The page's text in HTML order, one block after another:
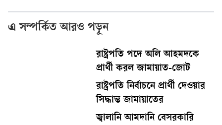
এ সম্পর্কিত আরও পড়ুন
রাষ্ট্রপতি পদে অলি আহমদকে
প্রার্থী করল জামায়াত-জোট
রাষ্ট্রপতি নির্বাচনে প্রার্থী দেওয়ার
সিদ্ধান্ত জামায়াতের
জ্বালানি আমদানি বেসরকারি